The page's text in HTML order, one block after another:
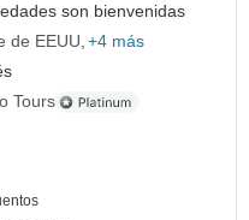
son bienvenidas
de EEUU +4 más
Tours